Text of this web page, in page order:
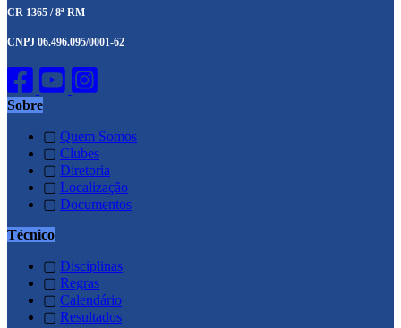
CR 1365 / 8ª RM
CNPJ 06.496.095/0001-62
Sobre
▢ Quem Somos
▢ Clubes
▢ Diretoria
▢ Localização
▢ Documentos
Técnico
▢ Disciplinas
▢ Regras
▢ Calendário
▢ Resultados